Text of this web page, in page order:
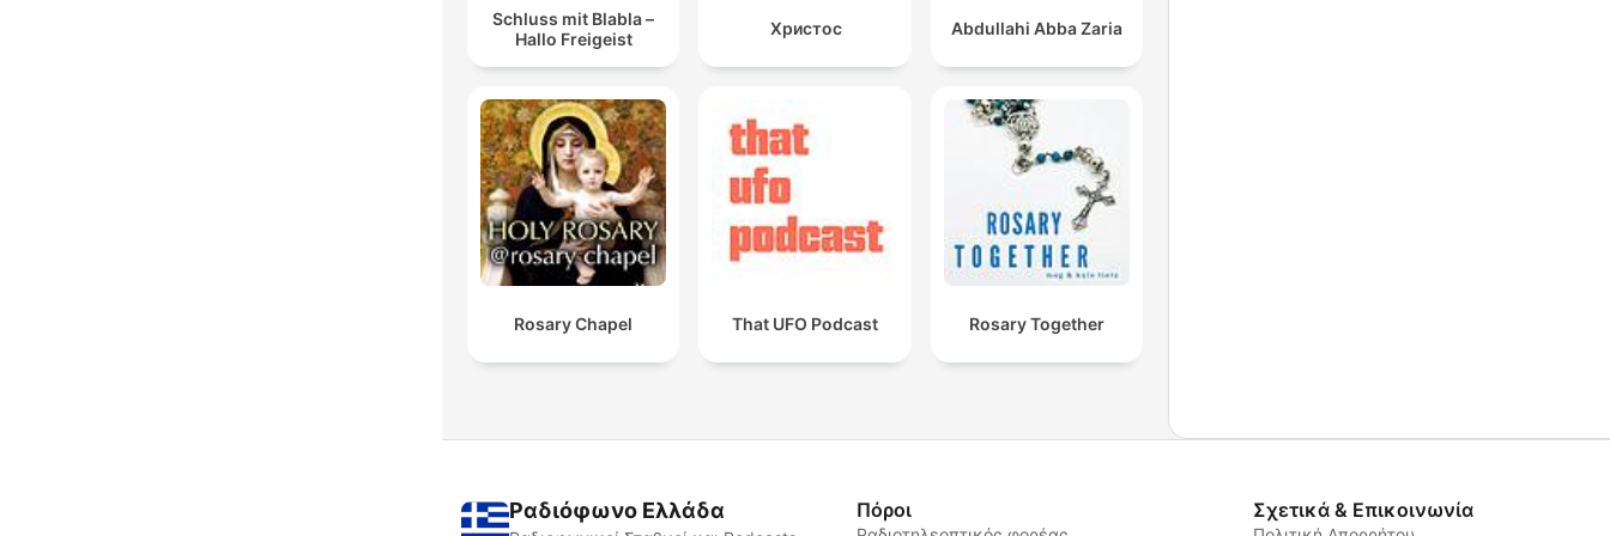
Schluss mit Blabla –
Hallo Freigeist
Христос Abdullahi Abba Zaria
Rosary Chapel That UFO Podcast Rosary Together
Ραδιόφωνο Ελλάδα Πόροι Σχετικά & Επικοινωνία